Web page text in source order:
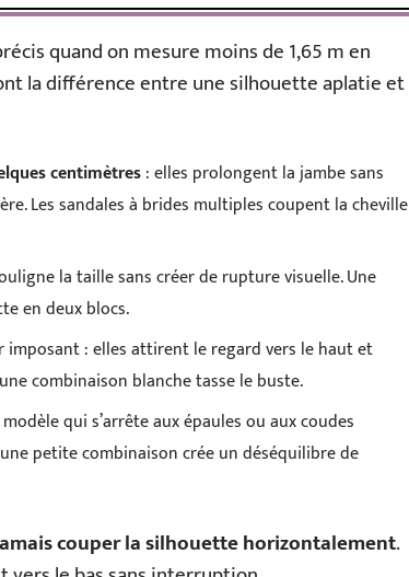
quand on mesure moins de 1,65 m en
la différence entre une silhouette aplatie et
centimètres: elles prolongent la jambe sans
Les sandales à brides multiples coupent la cheville
la taille sans créer de rupture visuelle. Une
en deux blocs.
: elles attirent le regard vers le haut et
combinaison blanche tasse le buste.
qui s’arrête aux épaules ou aux coudes
petite combinaison crée un déséquilibre de
couper la silhouette horizontalement.